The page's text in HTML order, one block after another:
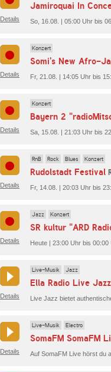
Details
Jamiroquai In
So, 16.08. | 05:00 Uhr bis
Details
Konzert
Somi's New Afro-
Fr, 21.08. | 14:05 Uhr bis
Details
Konzert
Bayern 2
Sa, 15.08. | 21:03 Uhr bis
Details
RnB Rock Blues Konzert
Rudolstadt Festival
Fr, 14.08. | 20:03 Uhr bis
Details
Jazz Konzert
SR kultur "ARD
Heute | 23:00 Uhr bis
Details
Live-Musik Jazz
Ella Radio Live Jazz
Details
Live-Musik Electro
SomaFM SomaFM